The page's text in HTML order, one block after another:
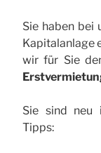
Sie haben bei
Kapitalanlage
wir für Sie
Sie sind neu
Tipps: